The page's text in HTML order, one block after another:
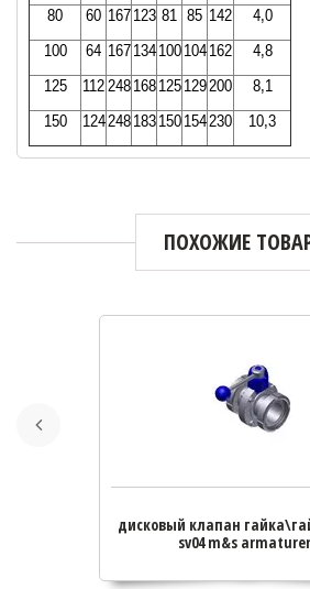
80
60 167123 81 85 142
4,0
100
64 167134100104162
4,8
125
112248168125129200
8,1
150
124248183150154230 10,3
ПОХОЖИЕ
дисковый клапан
sv04 m&s